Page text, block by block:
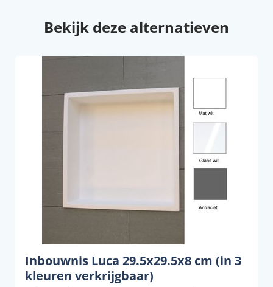
Bekijk deze alternatieven
Inbouwnis Luca 29.5x29.5x8 cm (in 3
kleuren verkrijgbaar)